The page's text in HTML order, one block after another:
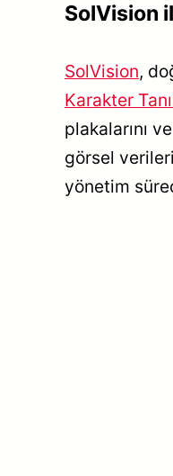
SolVision
SolVision,
Karakter
plakalarını
görsel
yönetim